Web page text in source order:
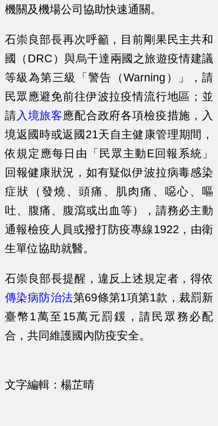
機關及機場公司協助快速通關。
石崇良部長再次呼籲，目前剛果民主共和
國（DRC）與烏干達兩國之旅遊疫情建議
等級為第三級「警告（Warning）」，請
民眾應避免前往伊波拉疫情流行地區；並
請入境旅客應配合政府各項檢疫措施，入
境返國時或返國21天自主健康管理期間，
依規定應每日由「民眾主動E回報系統」
回報健康狀況，如有疑似伊波拉病毒感染
症狀（發燒、頭痛、肌肉痛、噁心、嘔
吐、腹痛、腹瀉或出血等），請務必主動
通報檢疫人員或撥打防疫專線1922，由衛
生單位協助就醫。
石崇良部長提醒，違反上述規定者，得依
傳染病防治法第69條第1項第1款，裁罰新
臺幣1萬至15萬元罰鍰，請民眾務必配
合，共同維護國內防疫安全。
文字編輯：楊芷晴